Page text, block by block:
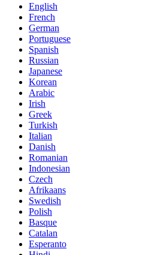
English
French
German
Portuguese
Spanish
Russian
Japanese
Korean
Arabic
Irish
Greek
Turkish
Italian
Danish
Romanian
Indonesian
Czech
Afrikaans
Swedish
Polish
Basque
Catalan
Esperanto